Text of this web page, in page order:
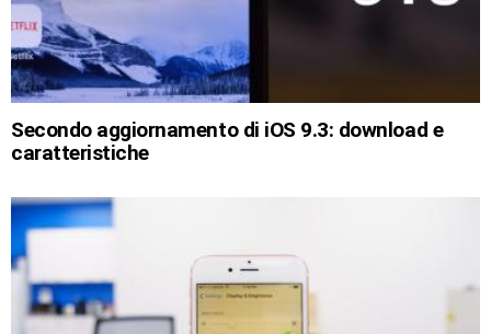
Secondo aggiornamento di iOS 9.3: download e
caratteristiche